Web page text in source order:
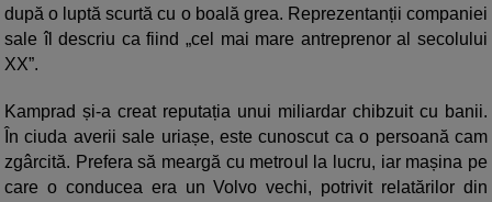
după o luptă scurtă cu o boală grea. Reprezentanții companiei
sale îl descriu ca fiind „cel mai mare antreprenor al secolului
XX”.
Kamprad și-a creat reputația unui miliardar chibzuit cu banii.
În ciuda averii sale uriașe, este cunoscut ca o persoană cam
zgârcită. Prefera să meargă cu metroul la lucru, iar mașina pe
care o conducea era un Volvo vechi, potrivit relatărilor din